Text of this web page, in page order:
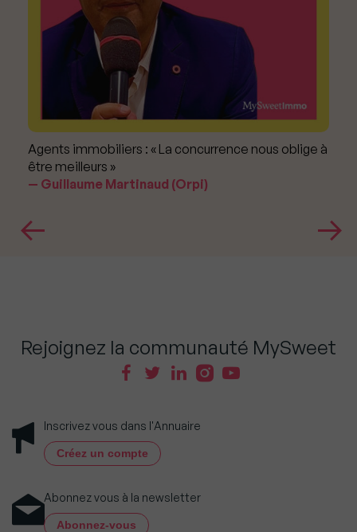
Agents immobiliers : « La concurrence nous oblige à
être meilleurs »
Guillaume Martinaud (Orpi)
Rejoignez la communauté MySweet
Inscrivez vous dans l'Annuaire
Créez un compte
Abonnez vous à la newsletter
Abonnez-vous